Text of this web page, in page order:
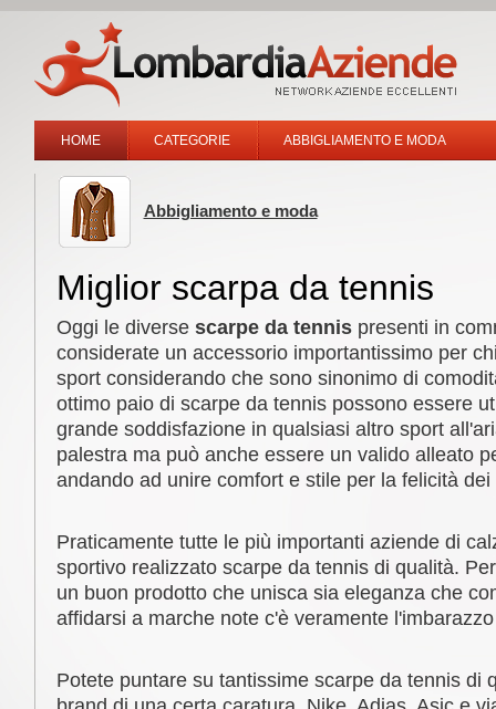
HOME CATEGORIE ABBIGLIAMENTO E MODA
Abbigliamento e moda
Miglior scarpa da tennis
Oggi le diverse scarpe da tennispresenti in
considerate un accessorio importantissimo per
sport considerando che sono sinonimo di
ottimo paio di scarpe da tennis possono essere
grande soddisfazione in qualsiasi altro sport
palestra ma può anche essere un valido alleato
andando ad unire comfort e stile per la felicità
Praticamente tutte le più importanti aziende di
sportivo realizzato scarpe da tennis di qualità.
un buon prodotto che unisca sia eleganza che
affidarsi a marche note c'è veramente
Potete puntare su tantissime scarpe da tennis di